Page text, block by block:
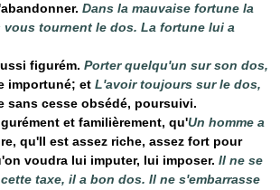
Dans la mauvaise fortune la
vous tournent le dos. La fortune lui a
figurém. Porter quelqu'un sur son dos,
importuné; et L'avoir toujours sur le dos,
sans cesse obsédé, poursuivi.
et familièrement, qu'Un homme a
qu'Il est assez riche, assez fort pour
voudra lui imputer, lui imposer. Il ne se
taxe, il a bon dos. Il ne s'embarrasse